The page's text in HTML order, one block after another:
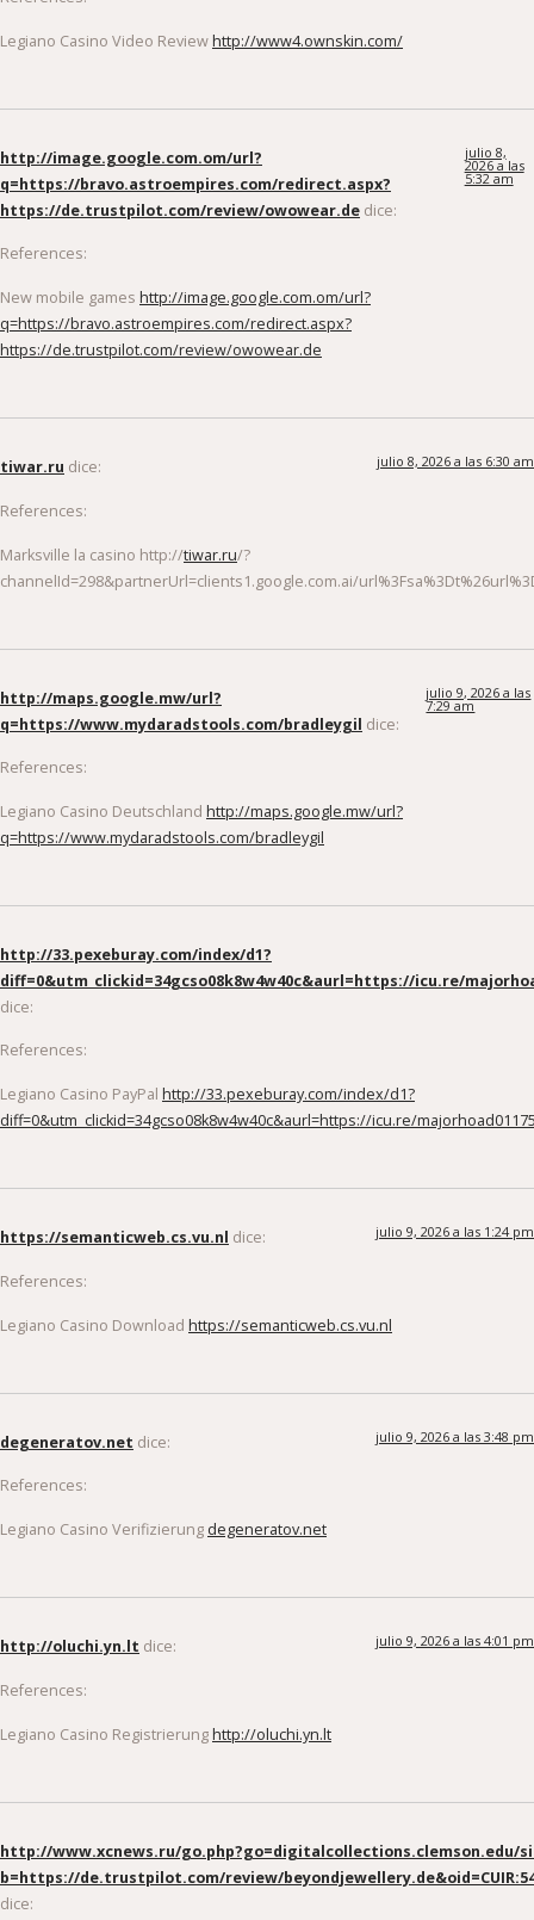
Legiano Casino Video Reviewhttp://www4.ownskin.com/
http://image.google.com.om/url?
q=https://bravo.astroempires.com/redirect.aspx?
https://de.trustpilot.com/review/owowear.de dice:
julio 8,
2026 a las
5:32 am
References:
New mobile games http://image.google.com.om/url?
q=https://bravo.astroempires.com/redirect.aspx?
https://de.trustpilot.com/review/owowear.de
tiwar.ru dice: julio 8, 2026 a las 6:30 am
References:
Marksville la casino http://tiwar.ru/?
channelId=298&partnerUrl=clients1.google.com.ai/
http://maps.google.mw/url?
q=https://www.mydaradstools.com/bradleygil dice:
julio 9, 2026 a las
7:29 am
References:
Legiano Casino Deutschland http://maps.google.mw/url?
q=https://www.mydaradstools.com/bradleygil
http://33.pexeburay.com/index/d1?
diff=0&utm_clickid=34gcso08k8w4w40c&aurl=https://icu.re/
dice:
References:
Legiano Casino PayPal http://33.pexeburay.com/index/d1?
diff=0&utm_clickid=34gcso08k8w4w40c&aurl=https://icu.re/
https://semanticweb.cs.vu.nl dice: julio 9, 2026 a las 1:24 pm
References:
Legiano Casino Download https://semanticweb.cs.vu.nl
degeneratov.net dice: julio 9, 2026 a las 3:48 pm
References:
Legiano Casino Verifizierung degeneratov.net
http://oluchi.yn.lt dice: julio 9, 2026 a las 4:01 pm
References:
Legiano Casino Registrierunghttp://oluchi.yn.lt
http://www.xcnews.ru/go.php?go=digitalcollections.clemson.edu/
b=https://de.trustpilot.com/review/
dice: